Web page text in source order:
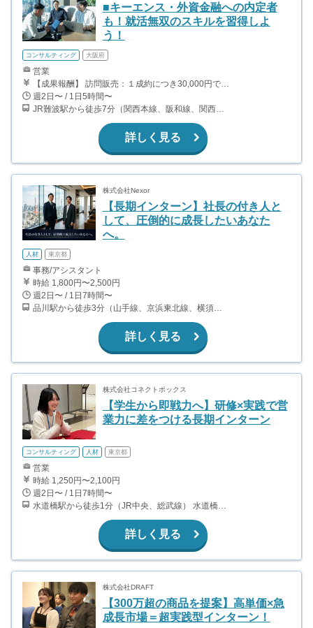
■キーエンス・外資金融への内定者
も！就活無双のスキルを習得しよ
う！
コンサルティング 大阪府
営業
【成果報酬】 訪問販売：１成約につき30,000円です。 例えば、光インターネットの成約であれば、平均的に2.5日で1件の契約が見込めます。（12,000円/1日6時間稼働） ＜月収例＞月に100万以上稼ぐ方もいます！ ・月5件成約：150,000円 ・月15件成約：450,000円 ・月30成約：900,000円➕マネジメントインセンティブ300,000円 合計1,200,000円 時給換算で2,000円程度が、平均的なインターン生の報酬となっています。
週2日〜 / 1日5時間〜
JR難波駅から徒歩7分（関西本線、阪和線、関西空港線） 大阪難波駅から徒歩13分（近鉄奈良線、阪神なんば線） 桜川駅から徒歩4分（大阪メトロ千日前線、阪神なんば線）
詳しく見る
株式会社Nexor
【長期インターン】社長の付き人と
して、圧倒的に成長したいあなた
へ。
人材 東京都
事務/アシスタント
時給 1,800円〜2,500円
週2日〜 / 1日7時間〜
品川駅から徒歩3分（山手線、京浜東北線、横須賀線、上野東京ライン、ほか） 上大岡駅～都内の送迎なので、横浜付近在住が望ましいです。
詳しく見る
株式会社コネクトボックス
【学生から即戦力へ】研修×実践で営
業力に差をつける長期インターン
コンサルティング 人材 東京都
営業
時給 1,250円〜2,100円
週2日〜 / 1日7時間〜
水道橋駅から徒歩1分（JR中央、総武線） 水道橋駅から徒歩6分（都営三田線）
詳しく見る
株式会社DRAFT
【300万超の商品を提案】高単価×急
成長市場＝超実践型インターン！